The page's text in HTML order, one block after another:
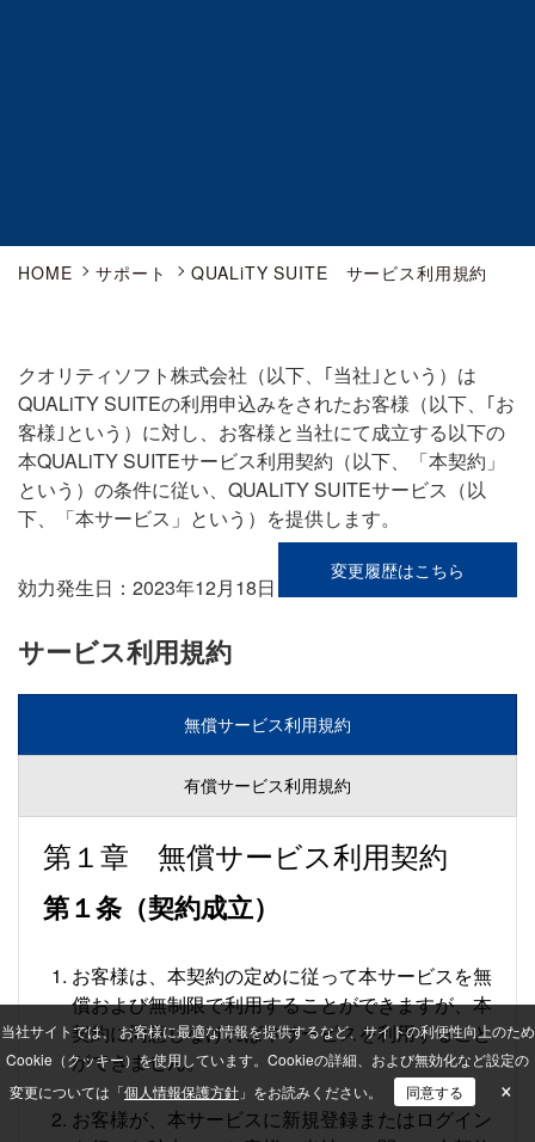
HOME サポート QUALiTY SUITE サービス利用規約
クオリティソフト株式会社（以下、｢当社｣という）は
QUALiTY SUITEの利用申込みをされたお客様（以下、｢お
客様｣という）に対し、お客様と当社にて成立する以下の
本QUALiTY SUITEサービス利用契約（以下、「本契約」
という）の条件に従い、QUALiTY SUITEサービス（以
下、「本サービス」という）を提供します。
効力発生日：2023年12月18日
変更履歴はこちら
サービス利用規約
無償サービス利用規約
有償サービス利用規約
第１章 無償サービス利用契約
第１条（契約成立）
お客様は、本契約の定めに従って本サービスを無
償および無制限で利用することができますが、本
契約に同意しなければ本サービスを利用すること
ができません。
お客様が、本サービスに新規登録またはログイン
当社サイトでは、 お客様に最適な情報を提供するなど、サイトの利便性向上のため
Cookie（クッキー）を使用しています。 Cookieの詳細、および無効化など設定の
変更については「個人情報保護方針 」をお読みください。 同意する ×